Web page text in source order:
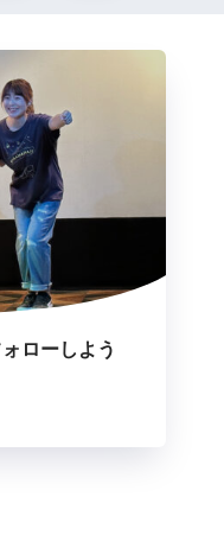
ローしよう